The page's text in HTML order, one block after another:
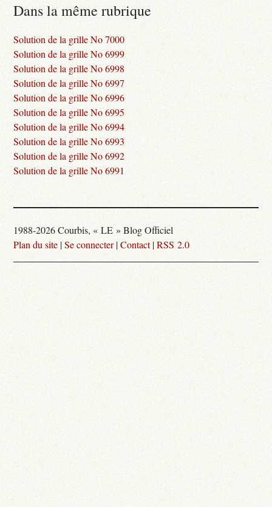
Dans la même rubrique
Solution de la grille No 7000
Solution de la grille No 6999
Solution de la grille No 6998
Solution de la grille No 6997
Solution de la grille No 6996
Solution de la grille No 6995
Solution de la grille No 6994
Solution de la grille No 6993
Solution de la grille No 6992
Solution de la grille No 6991
1988-2026 Courbis, « LE » Blog Officiel
Plan du site |Se connecter|Contact|RSS 2.0